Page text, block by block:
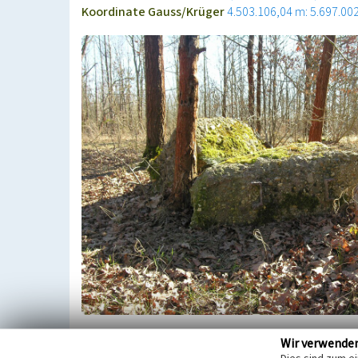
Koordinate Gauss/Krüger4.503.106,04 m:
Tagesanlagen und Fabrik der Grube Goedecke;
Wir